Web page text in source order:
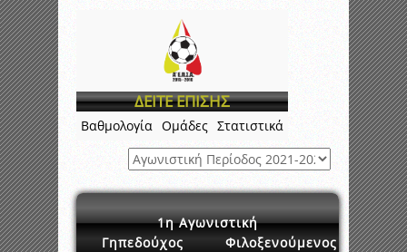
ΔΕΙΤΕ ΕΠΙΣΗΣ
Βαθμολογία Ομάδες Στατιστικά
1η Αγωνιστική
Γηπεδούχος
Φιλοξενούμενος